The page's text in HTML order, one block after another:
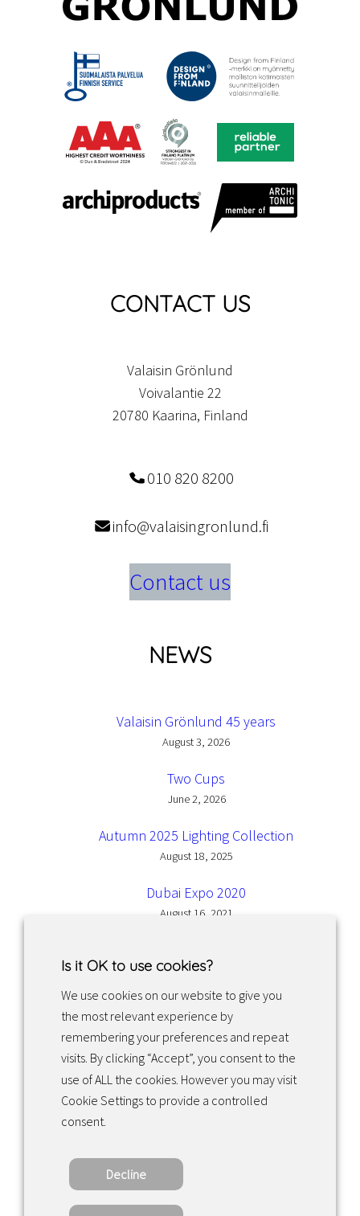
CONTACT US
Valaisin Grönlund
Voivalantie 22
20780 Kaarina, Finland
010 820 8200
info@valaisingronlund.fi
Contact us
NEWS
Valaisin Grönlund 45 years
August 3, 2026
Two Cups
June 2, 2026
Autumn 2025 Lighting Collection
August 18, 2025
Dubai Expo 2020
August 16, 2021
Facebook InstagramLinkedIn
Returns & exchanges
Copyright ©2022 · Valaisin Grönlund – All
Rights Reserved
Is it OK to use cookies?
We use cookies on our website to give you
the most relevant experience by
remembering your preferences and repeat
visits. By clicking “Accept”, you consent to the
use of ALL the cookies. However you may visit
Cookie Settings to provide a controlled
consent.
Decline